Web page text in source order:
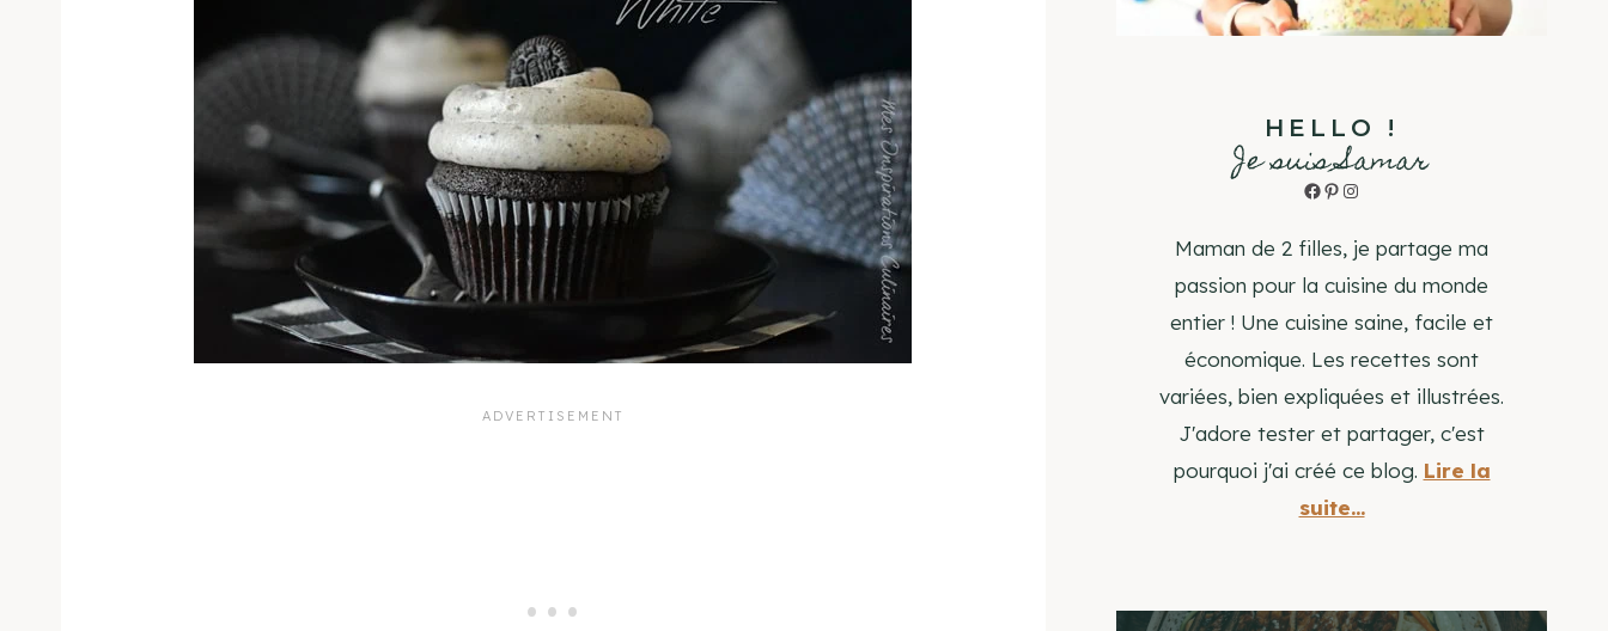
HELLO !
Je suis Samar
Facebook
Pinterest
Instagram
Maman de 2 filles, je partage ma
passion pour la cuisine du monde
entier ! Une cuisine saine, facile et
économique. Les recettes sont
variées, bien expliquées et illustrées.
J'adore tester et partager, c'est
pourquoi j'ai créé ce blog. Lire la
suite...